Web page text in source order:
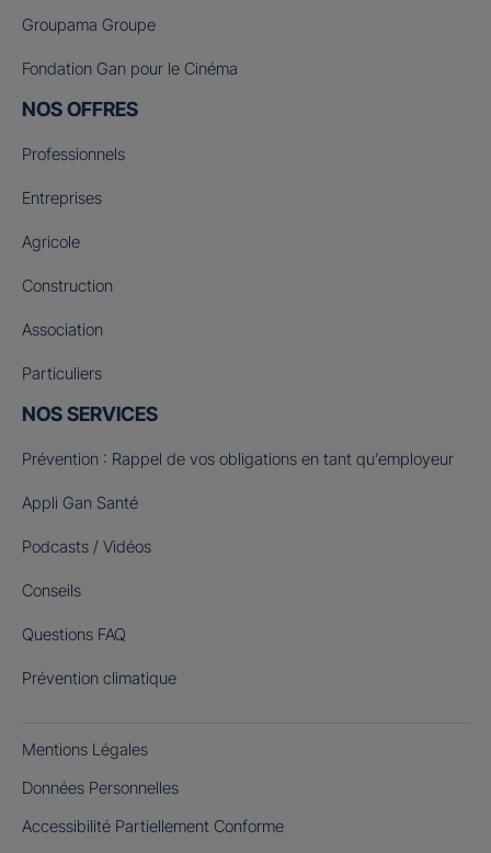
Groupama Groupe
Fondation Gan pour le Cinéma
NOS OFFRES
Professionnels
Entreprises
Agricole
Construction
Association
Particuliers
NOS SERVICES
Prévention : Rappel de vos obligations en tant qu’employeur
Appli Gan Santé
Podcasts / Vidéos
Conseils
Questions FAQ
Prévention climatique
Mentions Légales
Données Personnelles
Accessibilité Partiellement Conforme